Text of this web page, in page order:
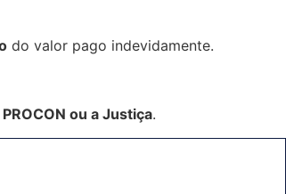
do valor pago indevidamente.
PROCON ou a Justiça.